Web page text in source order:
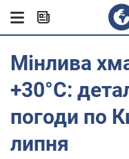
Мінлива
+30°С:
погоди по
липня